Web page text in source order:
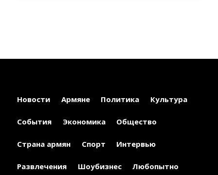
Новости Армяне Политика Культура
События Экономика Общество
Страна армян Спорт Интервью
Развлечения Шоубизнес Любопытно